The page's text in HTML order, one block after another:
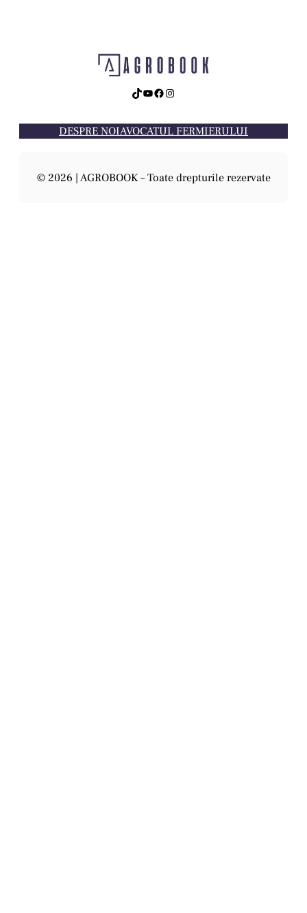
TikTok YouTube Facebook Instagram
DESPRE NOIAVOCATUL FERMIERULUI
© 2026 | AGROBOOK – Toate drepturile rezervate